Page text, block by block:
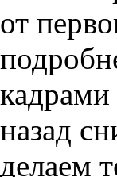
от
назад
делаем